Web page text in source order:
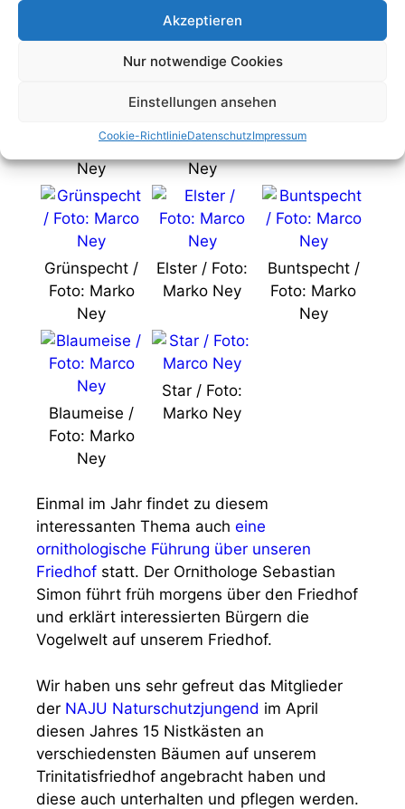
Akzeptieren
Nur notwendige Cookies
Einstellungen ansehen
Cookie-RichtlinieDatenschutzImpressum
Foto: Marko
Ney
Foto: Marko
Ney
Marko Ney
Grünspecht /
Foto: Marko
Ney
Elster / Foto:
Marko Ney
Buntspecht /
Foto: Marko
Ney
Blaumeise /
Foto: Marko
Ney
Star / Foto:
Marko Ney
Einmal im Jahr findet zu diesem
interessanten Thema auch eine
ornithologische Führung über unseren
Friedhof statt. Der Ornithologe Sebastian
Simon führt früh morgens über den Friedhof
und erklärt interessierten Bürgern die
Vogelwelt auf unserem Friedhof.
Wir haben uns sehr gefreut das Mitglieder
der NAJU Naturschutzjungend im April
diesen Jahres 15 Nistkästen an
verschiedensten Bäumen auf unserem
Trinitatisfriedhof angebracht haben und
diese auch unterhalten und pflegen werden.